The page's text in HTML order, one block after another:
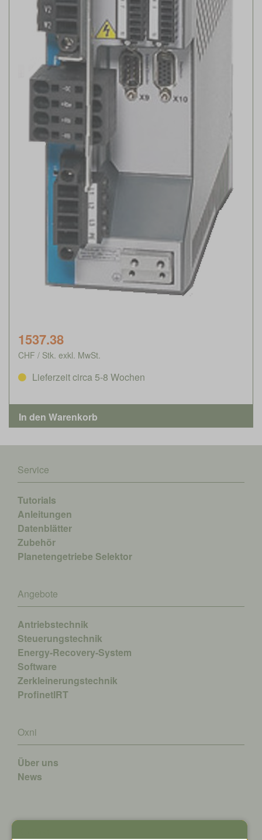
1537.38
CHF / Stk. exkl. MwSt.
Lieferzeit circa 5-8 Wochen
Service
Tutorials
Anleitungen
Datenblätter
Zubehör
Planetengetriebe Selektor
Angebote
Antriebstechnik
Steuerungstechnik
Energy-Recovery-System
Software
Zerkleinerungstechnik
ProfinetIRT
Oxni
Über uns
News